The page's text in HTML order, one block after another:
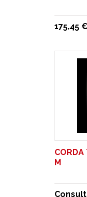
175,45 €
CORDA
M